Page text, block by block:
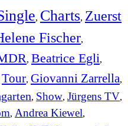
, Charts, Zuerst
Fischer,
, Beatrice Egli,
Tour, Giovanni Zarrella,
, Show, Jürgens TV,
, Andrea Kiewel,